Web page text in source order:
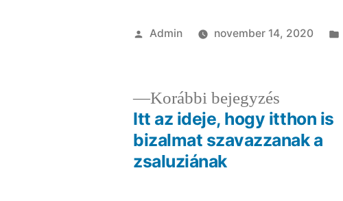
Szerző:
Admin november 14, 2020
Bejegyzés
navigáció
Korábbi bejegyzés
bejegyzés:
Itt az ideje, hogy itthon is
bizalmat szavazzanak a
zsaluziának